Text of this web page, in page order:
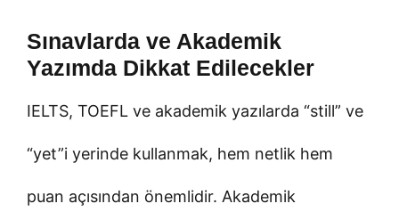
Sınavlarda ve Akademik
Yazımda Dikkat Edilecekler
IELTS, TOEFL ve akademik yazılarda “still” ve
“yet”i yerinde kullanmak, hem netlik hem
puan açısından önemlidir. Akademik